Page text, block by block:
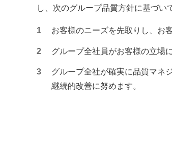
し、次のグループ品質方針に基づい
1 お客様のニーズを先取りし、お
2 グループ全社員がお客様の立場
3
グループ全社が確実に品質マネ
継続的改善に努めます。